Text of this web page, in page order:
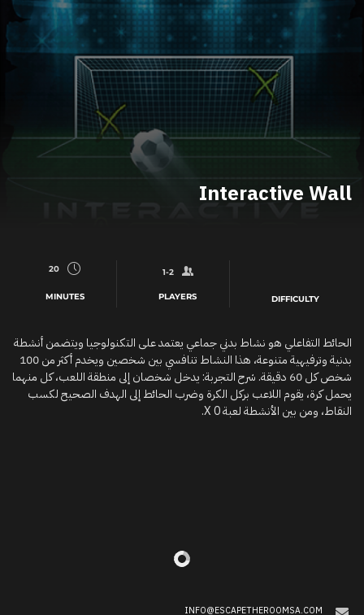
Interactive Wall
DIFFICULTY
1-2
PLAYERS
MINUTES
الحائط التفاعلي هو نشاط بدني جماعي يعتمد على التكنولوجيا ويتضمن أنشطة
بدنية وترفيهية متنوعة، هذا النشاط تنافسي بين شخصين ويخدم أكثر من 100
شخص كل 60 دقيقة. شرح التجربة: يدخل شخصان إلى منطقة اللعب، كل منهما
يحمل كرة، يقوم اللاعب بركل الكرة وضرب الحائط إلى الهدف الصحيح لكسب
النقاط، ومن بين الأنشطة لعبة X 0.
INFO@ESCAPETHEROOMSA.COM